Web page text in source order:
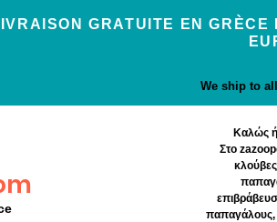
GRATUITE EN
We ship to
Καλώς
Στο
παπαγάλους,